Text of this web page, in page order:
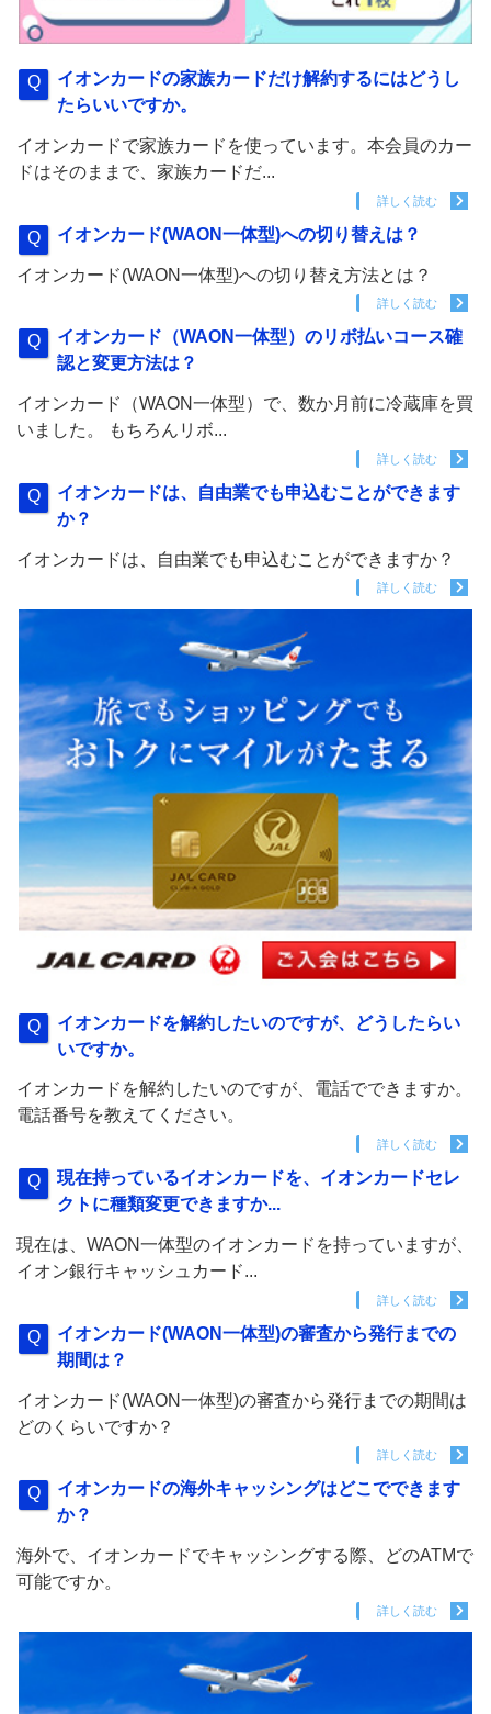
イオンカードの家族カードだけ解約するにはどうし
たらいいですか。
イオンカードで家族カードを使っています。本会員のカー
ドはそのままで、家族カードだ...
詳しく読む
イオンカード(WAON一体型)への切り替えは？
イオンカード(WAON一体型)への切り替え方法とは？
詳しく読む
イオンカード（WAON一体型）のリボ払いコース確
認と変更方法は？
イオンカード（WAON一体型）で、数か月前に冷蔵庫を買
いました。 もちろんリボ...
詳しく読む
イオンカードは、自由業でも申込むことができます
か？
イオンカードは、自由業でも申込むことができますか？
詳しく読む
イオンカードを解約したいのですが、どうしたらい
いですか。
イオンカードを解約したいのですが、電話でできますか。
電話番号を教えてください。
詳しく読む
現在持っているイオンカードを、イオンカードセレ
クトに種類変更できますか...
現在は、WAON一体型のイオンカードを持っていますが、
イオン銀行キャッシュカード...
詳しく読む
イオンカード(WAON一体型)の審査から発行までの
期間は？
イオンカード(WAON一体型)の審査から発行までの期間は
どのくらいですか？
詳しく読む
イオンカードの海外キャッシングはどこでできます
か？
海外で、イオンカードでキャッシングする際、どのATMで
可能ですか。
詳しく読む